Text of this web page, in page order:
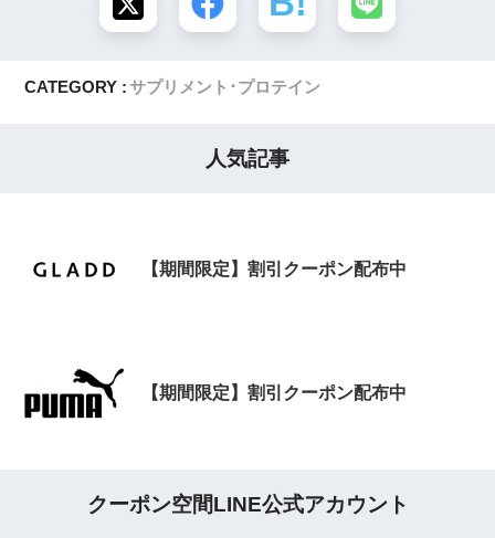
CATEGORY :サプリメント･プロテイン
人気記事
【期間限定】割引クーポン配布中
【期間限定】割引クーポン配布中
クーポン空間LINE公式アカウント